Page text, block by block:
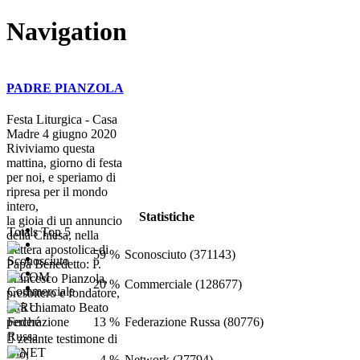
Navigation
PADRE PIANZOLA
Festa Liturgica - Casa
Madre 4 giugno 2020
Riviviamo questa
mattina, giorno di festa
per noi, e speriamo di
ripresa per il mondo
intero,
la gioia di un annuncio
della Chiesa, nella
Lettera apostolica di
Papa Benedetto: P.
Francesco Pianzola,
presbitero e fondatore,
sarà chiamato Beato
perché
 zelante testimone di
Dio;
Statistiche
Totals Top 5
59 % Sconosciuto (371143)
20 % Commerciale (128677)
13 % Federazione Russa (80776)